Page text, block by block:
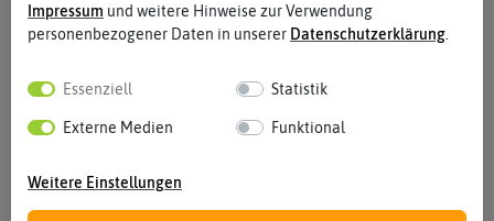
Impressum und weitere Hinweise zur Verwendung
personenbezogener Daten in unserer Daten­schutz­erklärung
Essenziell Statistik
Externe Medien Funktional
Weitere Einstellungen